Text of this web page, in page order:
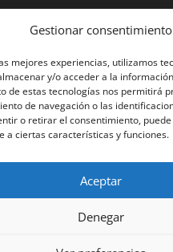
Gestionar consentimiento
mejores experiencias, utilizamos
y/o acceder a la
de estas tecnologías nos permitirá
de navegación o las
o retirar el consentimiento,
a ciertas características y funciones.
Aceptar
Denegar
English Français